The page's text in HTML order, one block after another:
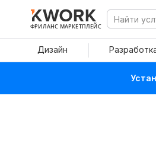
ФРИЛАНС МАРКЕТПЛЕЙС
Дизайн